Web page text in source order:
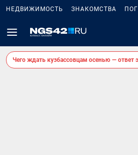
НЕДВИЖИМОСТЬ ЗНАКОМСТВА
Чего ждать кузбассовцам осенью — ответ